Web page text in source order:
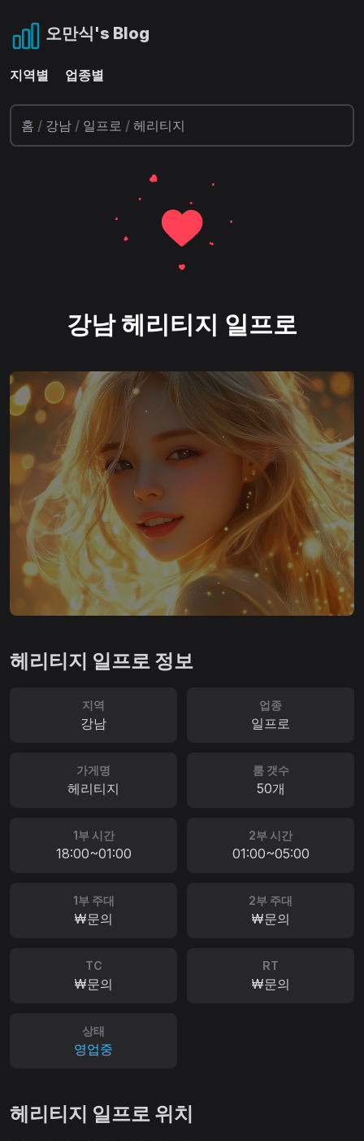
오만식's Blog
지역별 업종별
홈 / 강남 / 일프로 / 헤리티지
강남 헤리티지 일프로
헤리티지 일프로 정보
지역
강남
업종
일프로
가게명
헤리티지
룸 갯수
50개
1부 시간
18:00~01:00
2부 시간
01:00~05:00
1부 주대
₩문의
2부 주대
₩문의
TC
₩문의
RT
₩문의
상태
영업중
헤리티지 일프로 위치